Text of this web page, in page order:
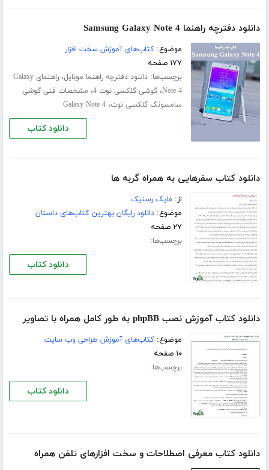
دانلود دفترچه راهنما Samsung Galaxy Note 4
موضوع:کتاب‌های آموزش سخت افزار
۱۷۷ صفحه
برچسب‌ها:دانلود دفترچه راهنما موبایل،
راهنمای Galaxy
Note 4،گوشی گلکسی نوت 4 ، مشخصات فنی گوشی
سامسونگ گلکسی نوت،Galaxy Note 4
دانلود کتاب
دانلود کتاب سفرهایی به همراه گربه ها
از: مایک رسنیک
موضوع:دانلود رایگان بهترین کتاب‌های داستان
۲۷ صفحه
برچسب‌ها:
دانلود کتاب
دانلود کتاب آموزش نصب phpBB به طور کامل همراه با تصاویر
موضوع:کتاب‌های آموزش طراحی وب سایت
۱۰ صفحه
برچسب‌ها:
دانلود کتاب
دانلود کتاب معرفی اصطلاحات و سخت افزارهای تلفن همراه